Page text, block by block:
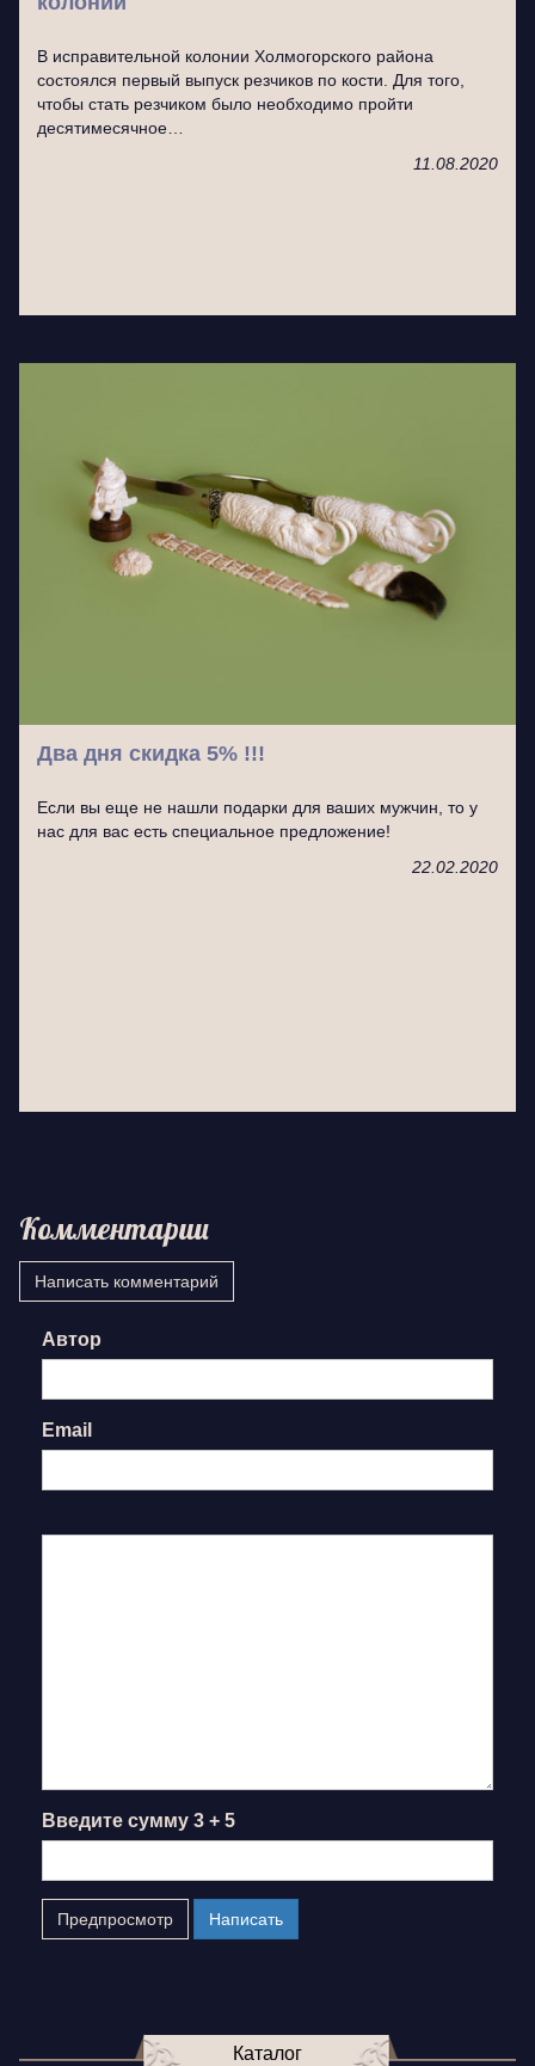
В исправительной колонии Холмогорского района
состоялся первый выпуск резчиков по кости. Для того,
чтобы стать резчиком было необходимо пройти
десятимесячное…
11.08.2020
Два дня скидка 5% !!!
Если вы еще не нашли подарки для ваших мужчин, то у
нас для вас есть специальное предложение!
22.02.2020
Комментарии
Написать комментарий
Автор
Email
Введите сумму 3 + 5
Каталог